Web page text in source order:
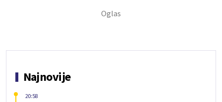
Najnovije
20:58